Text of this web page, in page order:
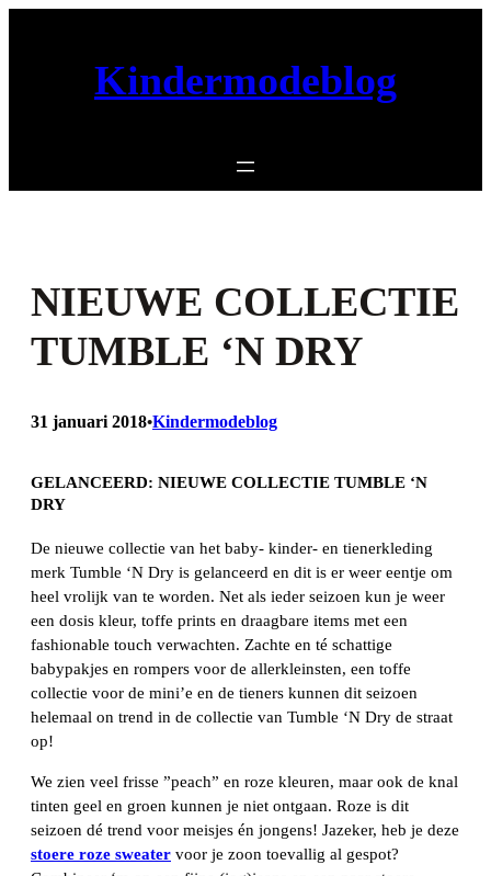
Kindermodeblog
NIEUWE COLLECTIE
TUMBLE ‘N DRY
31 januari 2018•Kindermodeblog
GELANCEERD: NIEUWE COLLECTIE TUMBLE ‘N
DRY
De nieuwe collectie van het baby- kinder- en tienerkleding
merk Tumble ‘N Dry is gelanceerd en dit is er weer eentje om
heel vrolijk van te worden. Net als ieder seizoen kun je weer
een dosis kleur, toffe prints en draagbare items met een
fashionable touch verwachten. Zachte en té schattige
babypakjes en rompers voor de allerkleinsten, een toffe
collectie voor de mini’e en de tieners kunnen dit seizoen
helemaal on trend in de collectie van Tumble ‘N Dry de straat
op!
We zien veel frisse ”peach” en roze kleuren, maar ook de knal
tinten geel en groen kunnen je niet ontgaan. Roze is dit
seizoen dé trend voor meisjes én jongens! Jazeker, heb je deze
stoere roze sweater voor je zoon toevallig al gespot?